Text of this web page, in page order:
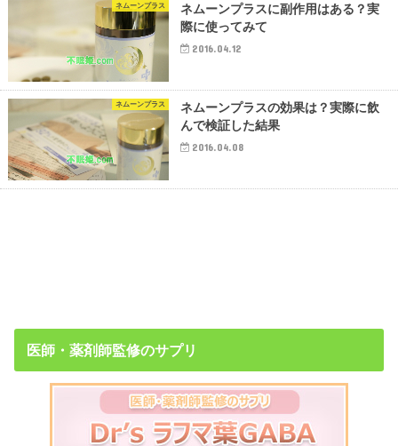
ネムーンプラス
ネムーンプラスに副作用はある？実
際に使ってみて
2016.04.12
ネムーンプラス
ネムーンプラスの効果は？実際に飲
んで検証した結果
2016.04.08
医師・薬剤師監修のサプリ